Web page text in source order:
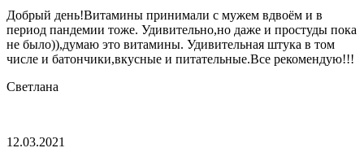
Добрый день!Витамины принимали с мужем вдвоём и в
период пандемии тоже. Удивительно,но даже и простуды пока
не было)),думаю это витамины. Удивительная штука в том
числе и батончики,вкусные и питательные.Все рекомендую!!!
Светлана
12.03.2021